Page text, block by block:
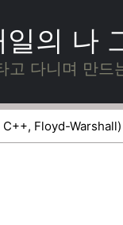
의 나
고 다니며 만드
C++, Floyd-